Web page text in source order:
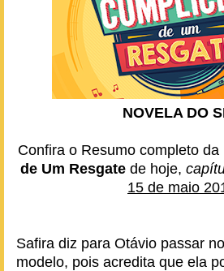
NOVELA DO
Confira o Resumo completo da
de Um Resgatede hoje,
15 de maio
Safira diz para Otávio passar
modelo, pois acredita que ela